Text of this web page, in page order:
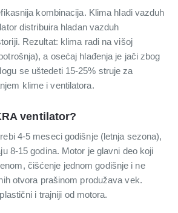
kombinacija. Klima hladi vazduh
distribuira hladan vazduh
Rezultat: klima radi na višoj
a osećaj hlađenja je jači zbog
se uštedeti 15-25% struje za
klime i ventilatora.
ventilator?
4-5 meseci godišnje (letnja sezona),
8-15 godina. Motor je glavni deo koji
čišćenje jednom godišnje i ne
otvora prašinom produžava vek.
i trajniji od motora.